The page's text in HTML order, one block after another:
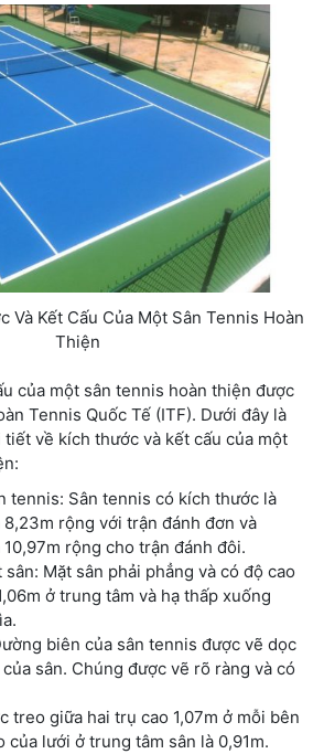
Và Kết Cấu Của Một Sân Tennis Hoàn
Thiện
của một sân tennis hoàn thiện được
Tennis Quốc Tế (ITF). Dưới đây là
về kích thước và kết cấu của một
tennis: Sân tennis có kích thước là
8,23m rộng với trận đánh đơn và
rộng cho trận đánh đôi.
sân: Mặt sân phải phẳng và có độ cao
ở trung tâm và hạ thấp xuống
biên của sân tennis được vẽ dọc
sân. Chúng được vẽ rõ ràng và có
treo giữa hai trụ cao 1,07m ở mỗi bên
của lưới ở trung tâm sân là 0,91m.